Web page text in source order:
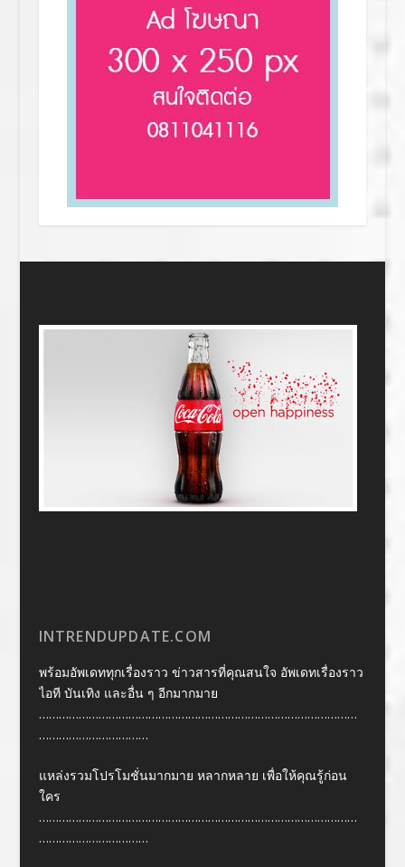
INTRENDUPDATE.COM
พร้อมอัพเดททุกเรื่องราว ข่าวสารที่คุณสนใจ อัพเดทเรื่องราว
ไอที บันเทิง และอื่น ๆ อีกมากมาย
……………………………………………………………………………………
……………………………
แหล่งรวมโปรโมชั่นมากมาย หลากหลาย เพื่อให้คุณรู้ก่อน
ใคร
……………………………………………………………………………………
……………………………